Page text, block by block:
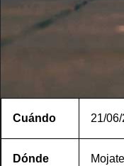
Cuándo 21/
Dónde